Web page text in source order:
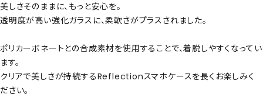
美しさそのままに、もっと安心を。
透明度が高い強化ガラスに、柔軟さがプラスされました。
ポリカーボネートとの合成素材を使用することで、着脱しやすくなってい
ます。
クリアで美しさが持続するReflectionスマホケースを長くお楽しみく
ださい。